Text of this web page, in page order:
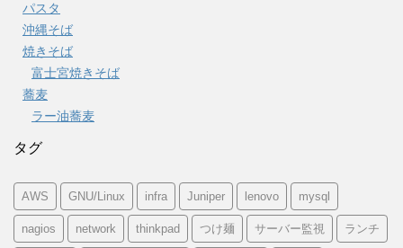
パスタ
沖縄そば
焼きそば
富士宮焼きそば
蕎麦
ラー油蕎麦
タグ
AWS GNU/Linux infra Juniper lenovo mysql
nagios network thinkpad つけ麺 サーバー監視 ランチ